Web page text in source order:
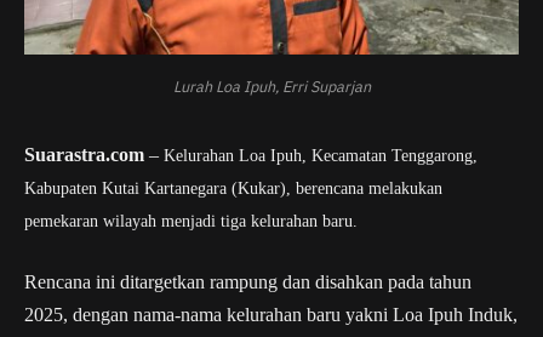
Lurah Loa Ipuh, Erri Suparjan
Suarastra.com – Kelurahan Loa Ipuh, Kecamatan Tenggarong,
Kabupaten Kutai Kartanegara (Kukar), berencana melakukan
pemekaran wilayah menjadi tiga kelurahan baru.
Rencana ini ditargetkan rampung dan disahkan pada tahun
2025, dengan nama-nama kelurahan baru yakni Loa Ipuh Induk,